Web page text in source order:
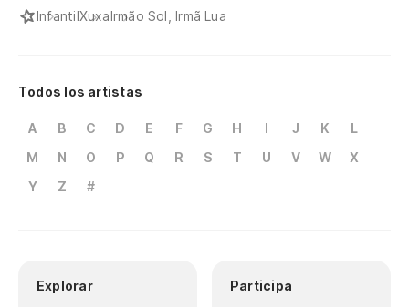
Infantil Xuxa Irmão Sol, Irmã Lua
Todos los artistas
A B C D E F G H J K
L
M
N O P Q R S T U V W
X
Y
Z #
Explorar Participa